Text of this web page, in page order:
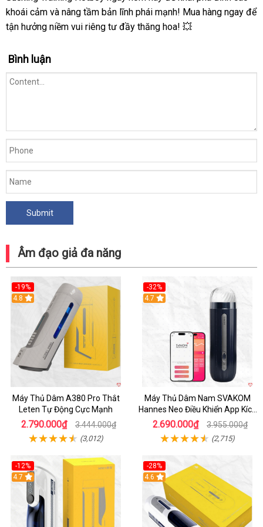
Giả
Cầm
Tay
Mút
Động
Nam
khoái cảm và nâng tầm bản lĩnh phái mạnh! Mua hàng ngay để
tận hưởng niềm vui riêng tư đầy thăng hoa! 💥
Bình luận
Âm đạo giả đa năng
-19%
Hot
4.8
Máy Thủ Dâm A380 Pro Thắt
Leten Tự Động Cực Mạnh
2.790.000₫ 3.444.000₫
(3,012)
-32%
Hot
4.7
Máy Thủ Dâm Nam SVAKOM
Hannes Neo Điều Khiển App Kích
Thích
2.690.000₫ 3.955.000₫
(2,715)
-12%
Hot
4.7
-28%
Hot
4.6